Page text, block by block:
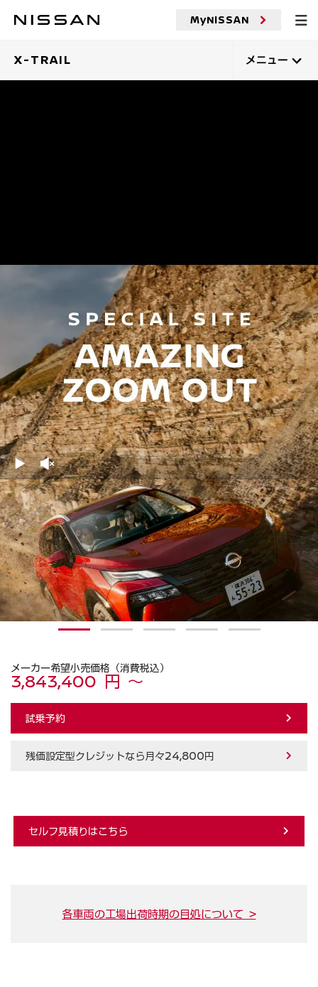
テ
MyNISSAN
X-TRAIL メニュー
メーカー希望小売価格（消費税込）
3,843,400 円 ～
試乗予約
残価設定型クレジットなら月々24,800円
セルフ見積りはこちら
各車両の工場出荷時期の目処について >